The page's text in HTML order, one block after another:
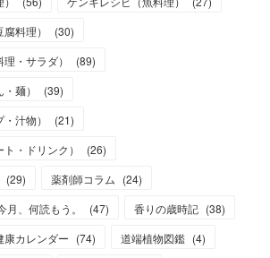
料理）
(30)
・サラダ）
(89)
麺）
(39)
汁物）
(21)
・ドリンク）
(26)
(29) 薬剤師コラム (24)
月、何読もう。 (47) 香りの歳時記 (38)
康カレンダー (74) 道端植物図鑑 (4)